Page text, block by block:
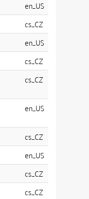
en_US
cs_CZ
en_US
cs_CZ
cs_CZ
en_US
cs_CZ
en_US
cs_CZ
cs_CZ